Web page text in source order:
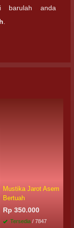
barulah anda
Mustika Jarot Asem
Bertuah
Rp 350.000
Tersedia / 7847